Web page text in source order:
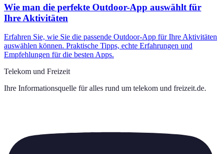
Wie man die perfekte Outdoor-App auswählt für
Ihre Aktivitäten
Erfahren Sie, wie Sie die passende Outdoor-App für Ihre Aktivitäten
auswählen können. Praktische Tipps, echte Erfahrungen und
Empfehlungen für die besten Apps.
Telekom und Freizeit
Ihre Informationsquelle für alles rund um telekom und freizeit.de.